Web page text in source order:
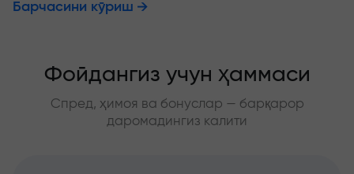
Барчасини кўриш
Фойдангиз учун ҳаммаси
Спред, ҳимоя ва бонуслар — барқарор
даромадингиз калити